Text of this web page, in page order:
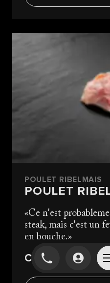
POULET RIBELMAIS
POULET
Ce n'est
steak, mais c'est un
en bouche.
CHF 4.00/ 100g